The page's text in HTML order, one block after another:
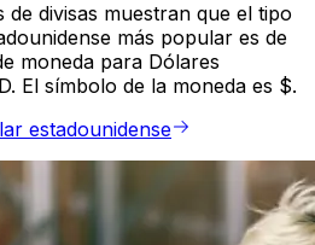
de divisas muestran que el tipo
más popular es de
moneda para Dólares
El símbolo de la moneda es $.
estadounidense